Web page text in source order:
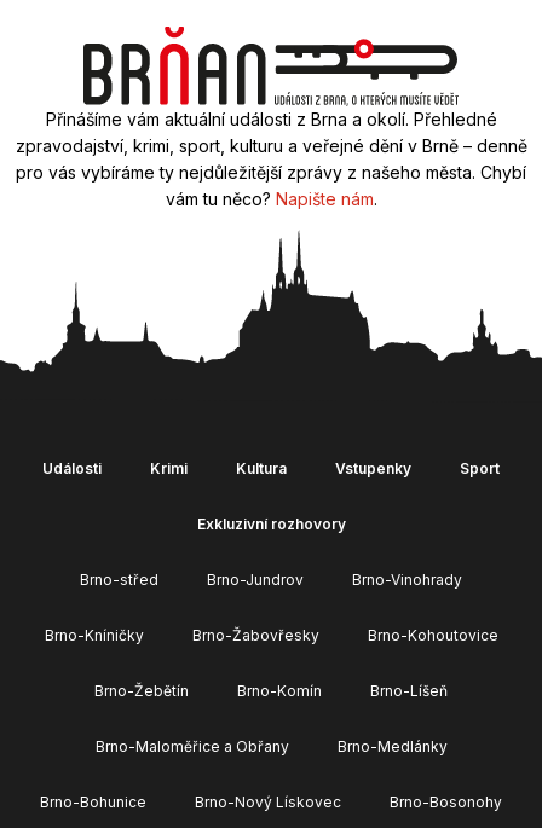
Přinášíme vám aktuální události z Brna a okolí. Přehledné
zpravodajství, krimi, sport, kulturu a veřejné dění v Brně – denně
pro vás vybíráme ty nejdůležitější zprávy z našeho města. Chybí
vám tu něco? Napište nám.
Události Krimi Kultura Vstupenky Sport
Exkluzivní rozhovory
Brno-střed Brno-Jundrov Brno-Vinohrady
Brno-Kníničky Brno-Žabovřesky Brno-Kohoutovice
Brno-Žebětín Brno-Komín Brno-Líšeň
Brno-Maloměřice a Obřany Brno-Medlánky
Brno-Bohunice Brno-Nový Lískovec Brno-Bosonohy